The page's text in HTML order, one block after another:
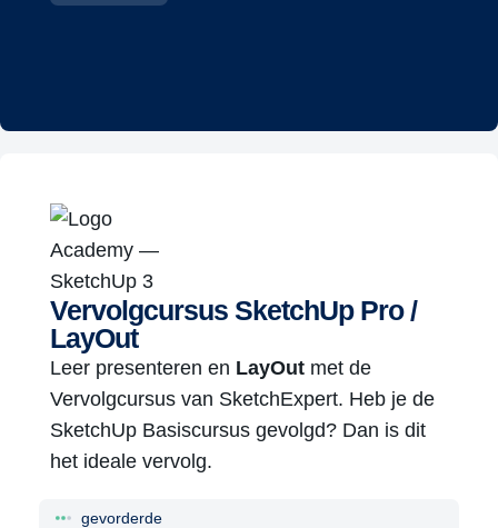
Vervolgcursus SketchUp Pro /
LayOut
Leer presenteren en LayOut met de
Vervolgcursus van SketchExpert. Heb je de
SketchUp Basiscursus gevolgd? Dan is dit
het ideale vervolg.
gevorderde